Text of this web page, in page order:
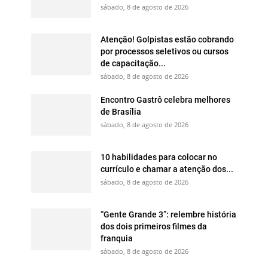
sábado, 8 de agosto de 2026
Atenção! Golpistas estão cobrando
por processos seletivos ou cursos
de capacitação...
sábado, 8 de agosto de 2026
Encontro Gastrô celebra melhores
de Brasília
sábado, 8 de agosto de 2026
10 habilidades para colocar no
currículo e chamar a atenção dos...
sábado, 8 de agosto de 2026
“Gente Grande 3”: relembre história
dos dois primeiros filmes da
franquia
sábado, 8 de agosto de 2026